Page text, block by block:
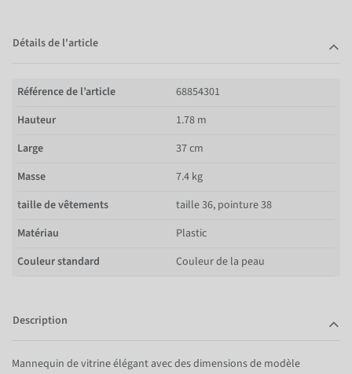
Détails de l'article
Référence de l’article
68854301
Hauteur
1.78 m
Large
37 cm
Masse
7.4 kg
taille de vêtements
taille 36, pointure 38
Matériau
Plastic
Couleur standard
Couleur de la peau
Description
Mannequin de vitrine élégant avec des dimensions de modèle